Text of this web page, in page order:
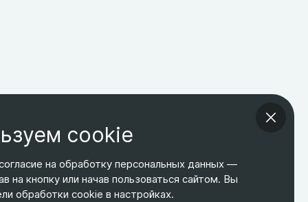
ТЕЛЕФОН
+7 495 266-65-67
ЭЛ. ПОЧТА
shop@relines.ru
АДРЕС
Москва, Гаражная 8
cookie
на обработку персональных данных —
на кнопку или начав пользоваться сайтом. Вы
обработки cookie в настройках.